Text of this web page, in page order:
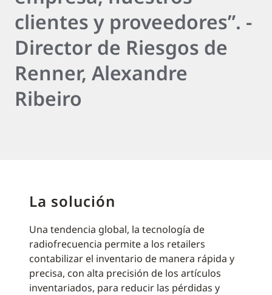
clientes y proveedores”. -
Director de Riesgos de
Renner, Alexandre
Ribeiro
La solución
Una tendencia global, la tecnología de
radiofrecuencia permite a los retailers
contabilizar el inventario de manera rápida y
precisa, con alta precisión de los artículos
inventariados, para reducir las pérdidas y